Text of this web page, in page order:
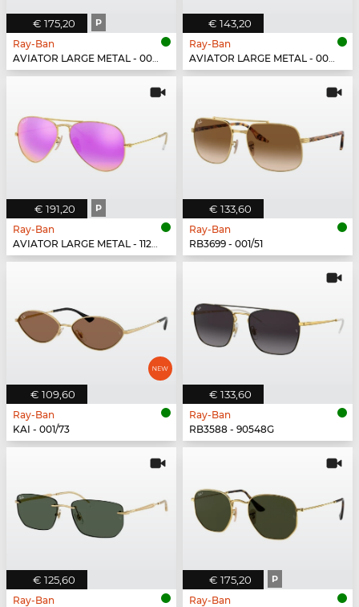
€ 175,20 P
Ray-Ban
AVIATOR LARGE METAL - 001/58
€ 143,20
Ray-Ban
AVIATOR LARGE METAL - 001/51
€ 191,20 P
Ray-Ban
AVIATOR LARGE METAL - 112/1Q
€ 133,60
Ray-Ban
RB3699 - 001/51
€ 109,60
Ray-Ban
KAI - 001/73
€ 133,60
Ray-Ban
RB3588 - 90548G
€ 125,60
Ray-Ban
€ 175,20 P
Ray-Ban